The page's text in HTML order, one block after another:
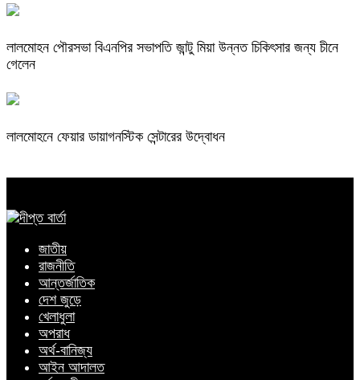
লালমোহন পৌরসভা বিএনপির সভাপতি জান্টু মিয়া উন্নত চিকিৎসার জন্য চীনে
গেলেন
লালমোহনে ফেয়ার ডায়াগনস্টিক সেন্টারের উদ্বোধন
জাতীয়
রাজনীতি
আন্তর্জাতিক
দেশ জুড়ে
খেলাধুলা
অপরাধ
অর্থ-বানিজ্য
আইন আদালত